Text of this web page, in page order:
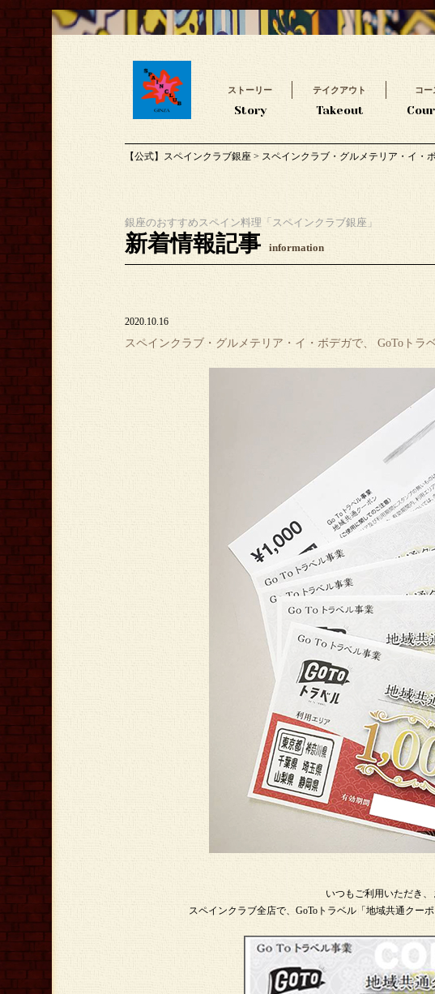
ストーリー
Story
テイクアウト
Takeout
コー
【公式】スペインクラブ銀座 > スペインクラブ・グルメテリア・イ・
銀座のおすすめスペイン料理「スペインクラブ銀座」
新着情報記事 information
2020.10.16
スペインクラブ・グルメテリア・イ・ボデガで、 GoToトラ
いつもご利用いただき、
スペインクラブ全店で、GoToトラベル「地域共通クー